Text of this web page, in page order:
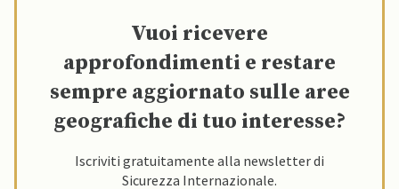
Vuoi ricevere
approfondimenti e restare
sempre aggiornato sulle aree
geografiche di tuo interesse?
Iscriviti gratuitamente alla newsletter di
Sicurezza Internazionale.